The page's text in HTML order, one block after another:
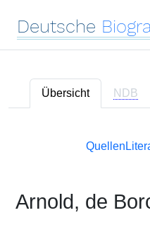
Deutsche
Übersicht NDB
Quellen
Arnold, de